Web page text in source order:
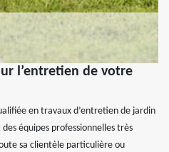
l’entretien de votre
en travaux d’entretien de jardin
équipes professionnelles très
sa clientèle particulière ou